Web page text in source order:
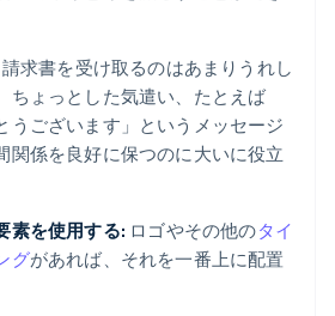
請求書を受け取るのはあまりうれし
ちょっとした気遣い、たとえば
うございます」というメッセージ
関係を良好に保つのに大いに役立
素を使用する: ロゴやその他のタイ
グがあれば、それを一番上に配置